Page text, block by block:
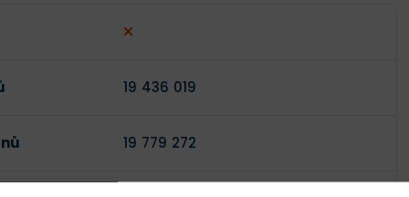
19 436 019
19 779 272